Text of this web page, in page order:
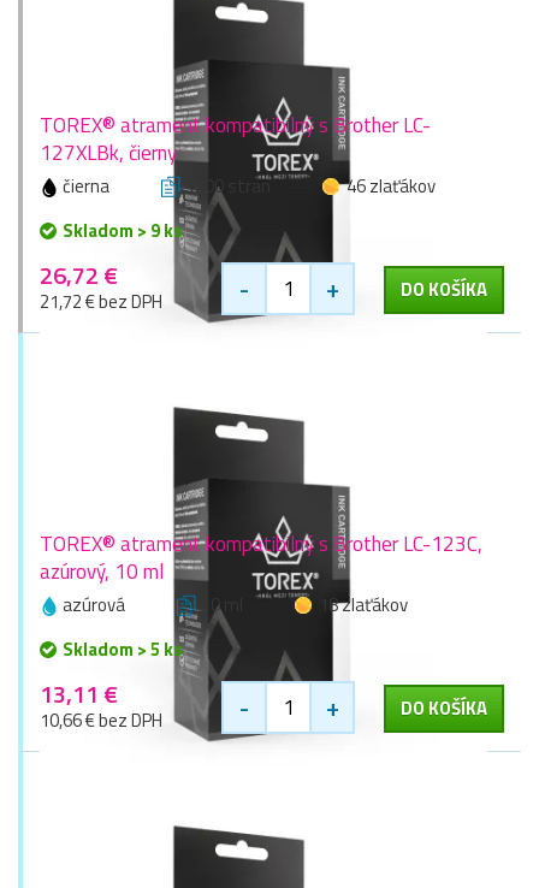
TOREX® atrament kompatibilný s Brother LC-
127XLBk, čierny
čierna 1200 stran
46 zlaťákov
Skladom > 9 ks
26,72 €
21,72 € bez DPH - + DO KOŠÍKA
TOREX® atrament kompatibilný s Brother LC-123C,
azúrový, 10 ml
azúrová 10 ml
18 zlaťákov
Skladom > 5 ks
13,11 €
10,66 € bez DPH - + DO KOŠÍKA